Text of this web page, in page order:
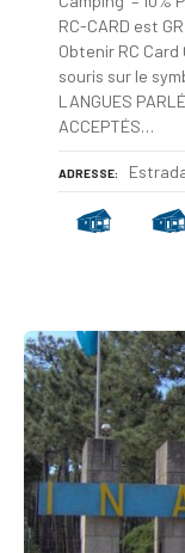
RC-CARD est
Obtenir RC
souris sur le
LANGUES
ACCEPTÉS…
ADRESSE